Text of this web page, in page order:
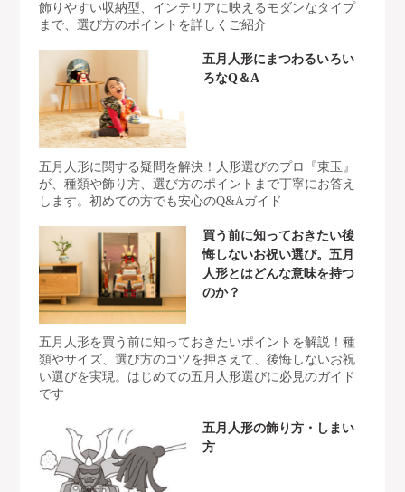
飾りやすい収納型、インテリアに映えるモダンなタイプ
まで、選び方のポイントを詳しくご紹介
五月人形にまつわるいろい
ろなQ＆A
五月人形に関する疑問を解決！人形選びのプロ『東玉』
が、種類や飾り方、選び方のポイントまで丁寧にお答え
します。初めての方でも安心のQ&Aガイド
買う前に知っておきたい後
悔しないお祝い選び。五月
人形とはどんな意味を持つ
のか？
五月人形を買う前に知っておきたいポイントを解説！種
類やサイズ、選び方のコツを押さえて、後悔しないお祝
い選びを実現。はじめての五月人形選びに必見のガイド
です
五月人形の飾り方・しまい
方